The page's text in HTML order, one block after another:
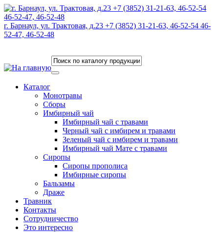
г. Барнаул, ул. Трактовая, д.23 +7 (3852) 31-21-63, 46-52-54 46-
52-47, 46-52-48
Каталог
Монотравы
Сборы
Имбирный чай
Имбирный чай с травами
Черный чай с имбирем и травами
Зеленый чай с имбирем и травами
Имбирный чай Мате с травами
Сиропы
Сиропы прополиса
Имбирные сиропы
Бальзамы
Драже
Травник
Контакты
Сотрудничество
Это интересно